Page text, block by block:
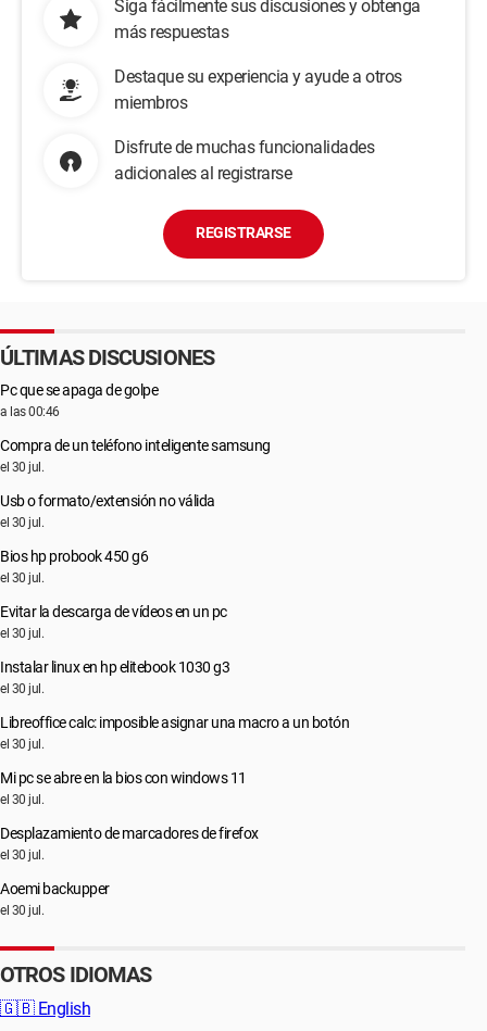
Siga fácilmente sus discusiones y obtenga
más respuestas
Destaque su experiencia y ayude a otros
miembros
Disfrute de muchas funcionalidades
adicionales al registrarse
REGISTRARSE
ÚLTIMAS DISCUSIONES
Pc que se apaga de golpe
a las 00:46
Compra de un teléfono inteligente samsung
el 30 jul.
Usb o formato/extensión no válida
el 30 jul.
Bios hp probook 450 g6
el 30 jul.
Evitar la descarga de vídeos en un pc
el 30 jul.
Instalar linux en hp elitebook 1030 g3
el 30 jul.
Libreoffice calc: imposible asignar una macro a un botón
el 30 jul.
Mi pc se abre en la bios con windows 11
el 30 jul.
Desplazamiento de marcadores de firefox
el 30 jul.
Aoemi backupper
el 30 jul.
OTROS IDIOMAS
🇬🇧 English